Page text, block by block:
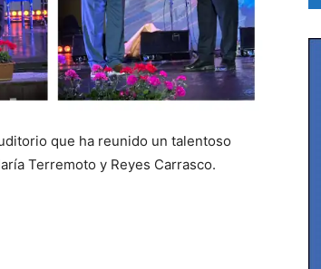
que ha reunido un talentoso
Terremoto y Reyes Carrasco.